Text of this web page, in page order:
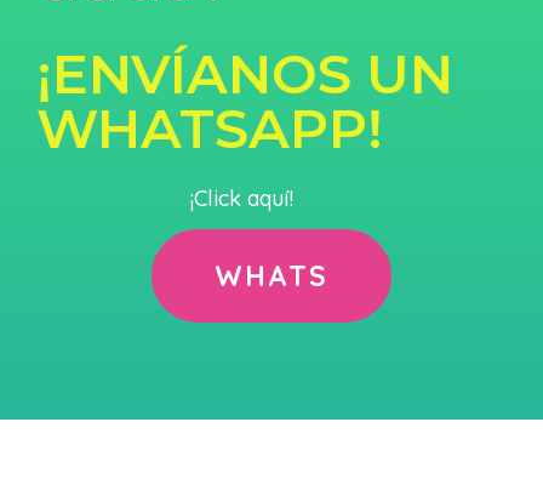
¡ENVÍANOS UN
WHATSAPP!
¡Click aquí!
WHATS